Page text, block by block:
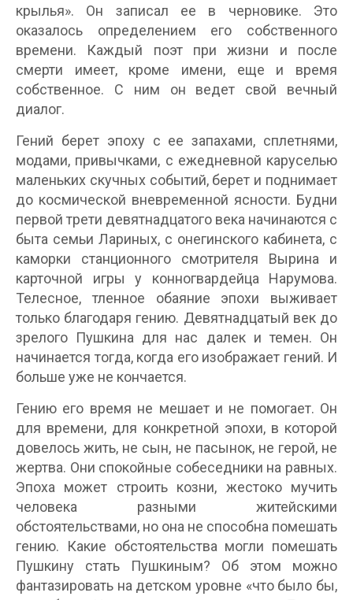
крылья». Он записал ее в черновике. Это
оказалось определением его собственного
времени. Каждый поэт при жизни и после
смерти имеет, кроме имени, еще и время
собственное. С ним он ведет свой вечный
диалог.
Гений берет эпоху с ее запахами, сплетнями,
модами, привычками, с ежедневной каруселью
маленьких скучных событий, берет и поднимает
до космической вневременной ясности. Будни
первой трети девятнадцатого века начинаются с
быта семьи Лариных, с онегинского кабинета, с
каморки станционного смотрителя Вырина и
карточной игры у конногвардейца Нарумова.
Телесное, тленное обаяние эпохи выживает
только благодаря гению. Девятнадцатый век до
зрелого Пушкина для нас далек и темен. Он
начинается тогда, когда его изображает гений. И
больше уже не кончается.
Гению его время не мешает и не помогает. Он
для времени, для конкретной эпохи, в которой
довелось жить, не сын, не пасынок, не герой, не
жертва. Они спокойные собеседники на равных.
Эпоха может строить козни, жестоко мучить
человека разными житейскими
обстоятельствами, но она не способна помешать
гению. Какие обстоятельства могли помешать
Пушкину стать Пушкиным? Об этом можно
фантазировать на детском уровне «что было бы,